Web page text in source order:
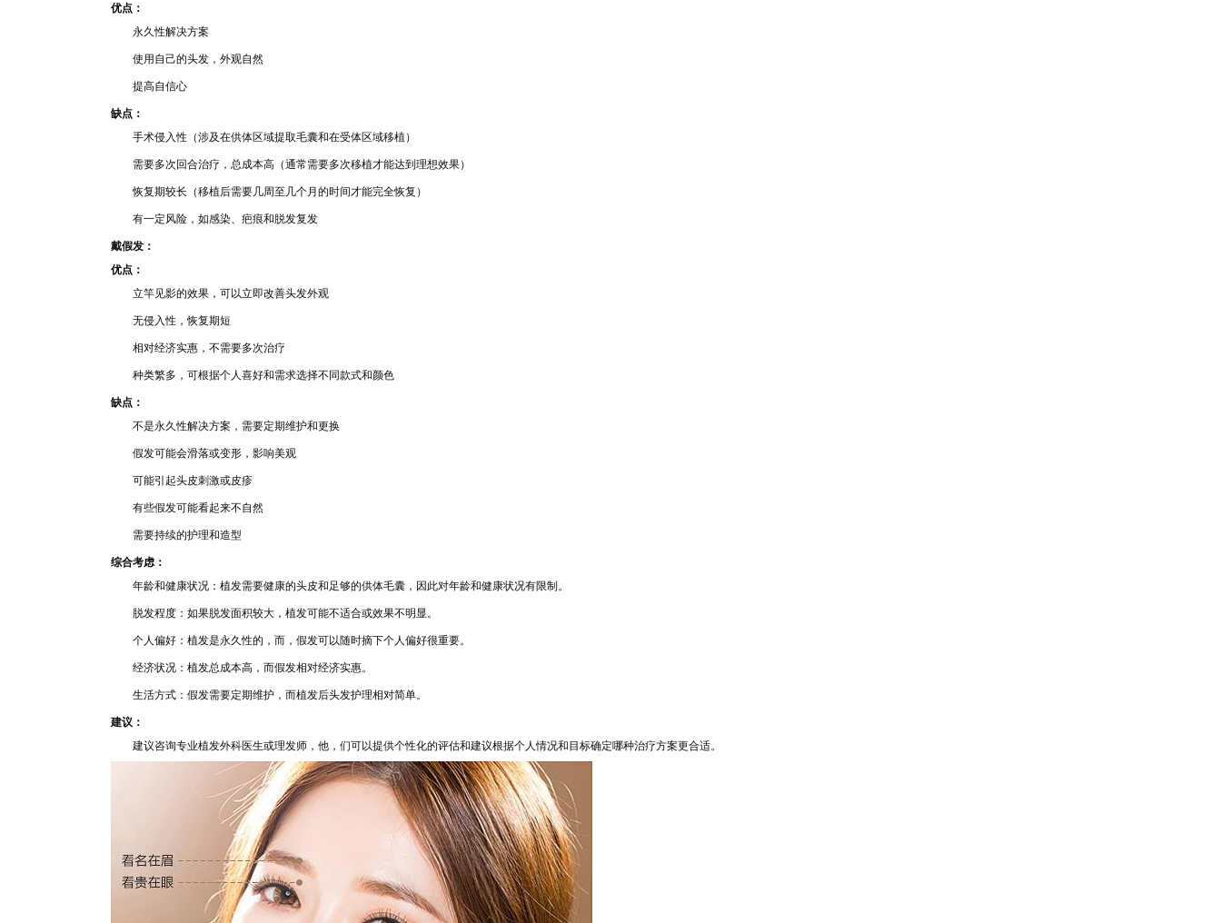
优点：
永久性解决方案
使用自己的头发，外观自然
提高自信心
缺点：
手术侵入性 （涉及在供体区域提取毛囊和在受体区域移植）
需要多次回合治疗，总成本高（通常需要多次移植才能达到理想效果）
恢复期较长（移植后需要几周至几个月的时间才能完全恢复）
有一定风险，如感染、疤痕和脱发复发
戴假发：
优点：
立竿见影的效果，可以立即改善头发外观
无侵 入性，恢复期短
相对经济实惠，不需要多次治疗
种类繁多，可根据个人喜好和需求选择不同款式和颜色
缺点：
不是永久性解决方案，需要定期维护和更换
假发可能会滑落或变形，影响美观
可能引起头皮刺激或皮疹
有些假发可能看起来不自然
需要持续的护理和造型
综合考虑：
年龄和健康状况：植发需要健康的头皮和足够的供体毛囊，因此对年龄和健康状况有限制。
脱发程度：如果脱发面积较大，植发可能不适合或效果不明显。
个人偏好：植发是永久性的，而，假发可以随时摘下个人偏好很重要。
经济状况：植发总成本高，而假发相对经济实惠。
生活方式 ：假发需要定期维护，而植发后头发护理相对简单。
建议：
建议咨询专业植发外科医生或理发师，他，们可以提供个性化的评估和建议根据个人情况和目标确定哪种治疗方案更合适。